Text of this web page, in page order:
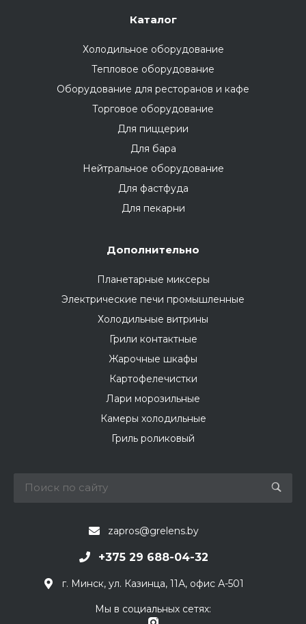
Каталог
Холодильное оборудование
Тепловое оборудование
Оборудование для ресторанов и кафе
Торговое оборудование
Для пиццерии
Для бара
Нейтральное оборудование
Для фастфуда
Для пекарни
Дополнительно
Планетарные миксеры
Электрические печи промышленные
Холодильные витрины
Грили контактные
Жарочные шкафы
Картофелечистки
Лари морозильные
Камеры холодильные
Гриль роликовый
zapros@grelens.by
+375 29 688-04-32
г. Минск, ул. Казинца, 11А, офис А-501
Мы в социальных сетях: